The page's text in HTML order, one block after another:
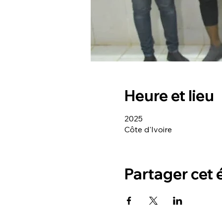
Heure et lieu
2025
Côte d'Ivoire
Partager cet